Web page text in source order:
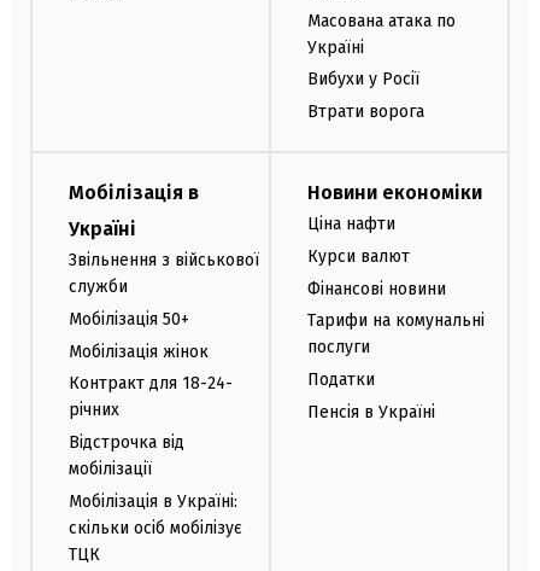
Масована атака по
Україні
Вибухи у Росії
Втрати ворога
Мобілізація в
Україні
Звільнення з військової
служби
Мобілізація 50+
Мобілізація жінок
Контракт для 18-24-
річних
Відстрочка від
мобілізації
Мобілізація в Україні:
скільки осіб мобілізує
ТЦК
Новини економіки
Ціна нафти
Курси валют
Фінансові новини
Тарифи на комунальні
послуги
Податки
Пенсія в Україні